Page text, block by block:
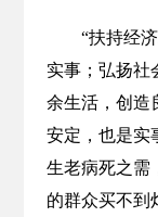
“扶持经
实事；弘扬社
余生活，创造
安定，也是实
生老病死之需
的群众买不到